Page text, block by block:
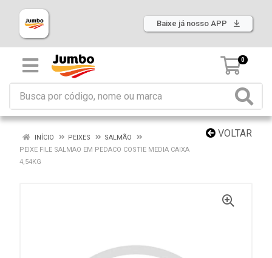
Baixe já nosso APP
0
VOLTAR
INÍCIO PEIXES
SALMÃO
PEIXE FILE SALMAO EM PEDACO COSTIE MEDIA CAIXA
4,54KG